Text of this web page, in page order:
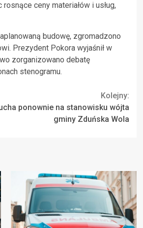
ceny materiałów i usług,
budowę, zgromadzono
Prezydent Pokora wyjaśnił w
zorganizowano debatę
stenogramu.
Kolejny:
ponownie na stanowisku wójta
gminy Zduńska Wola